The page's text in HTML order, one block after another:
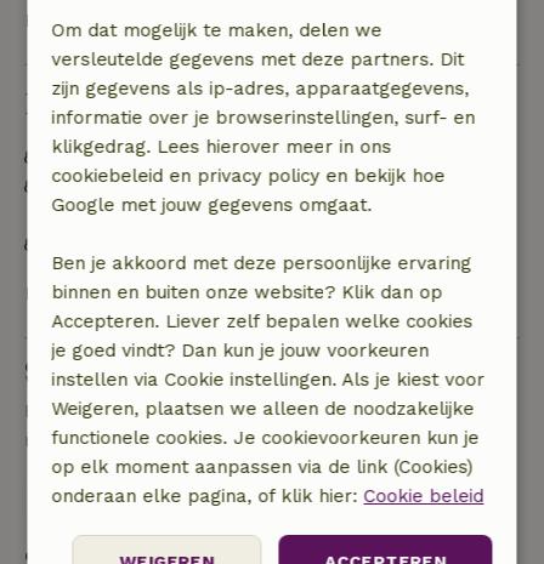
Bekijk alles
Duurzaamheid
Energie label: A
Off grid of voorzien van 100% hernieuwbare
energie
Bekijk alles
Stel een vraag
Neem contact op met de verhuurder van het
natuurhuisje
Stuur een bericht
Om dat mogelijk te maken, delen we
versleutelde gegevens met deze partners. Dit
zijn gegevens als ip-adres, apparaatgegevens,
informatie over je browserinstellingen, surf- en
klikgedrag. Lees hierover meer in ons
cookiebeleid en privacy policy en bekijk hoe
Google met jouw gegevens omgaat.
Ben je akkoord met deze persoonlijke ervaring
binnen en buiten onze website? Klik dan op
Accepteren. Liever zelf bepalen welke cookies
je goed vindt? Dan kun je jouw voorkeuren
instellen via Cookie instellingen. Als je kiest voor
Weigeren, plaatsen we alleen de noodzakelijke
functionele cookies. Je cookievoorkeuren kun je
op elk moment aanpassen via de link (Cookies)
onderaan elke pagina, of klik hier: Cookie beleid